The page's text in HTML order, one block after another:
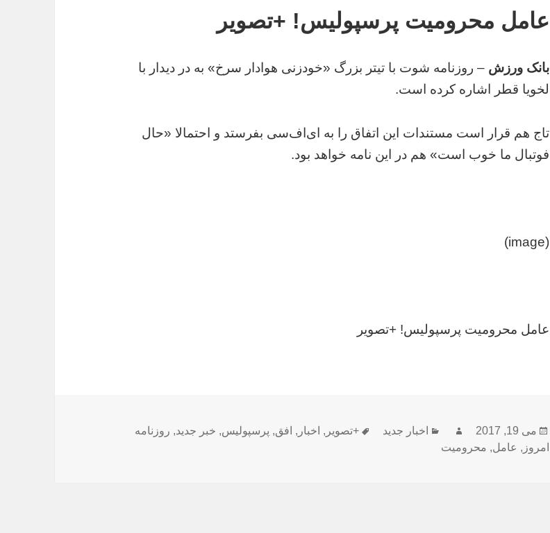
عامل محرومیت پرسپولیس! +تصویر
بانک ورزش– روزنامه شوت با تیتر بزرگ «خودزنی هوادار سرخ» به در دیدار با
لخویا قطر اشاره کرده است.
تاج هم قرار است مستندات این اتفاق را به ای‌اف‌سی بفرستد و احتمالا «حال
فوتبال ما خوب است» هم در این نامه خواهد بود.
(image)
عامل محرومیت پرسپولیس! +تصویر
ارسال
شده
می 19, 2017 نویسندهدسته‌ها
اخبار جدید برچسب‌ها
+تصویر , اخبار , افق, پرسپولیس, خبر جدید, روزنامه
امروز , عامل, محرومیت